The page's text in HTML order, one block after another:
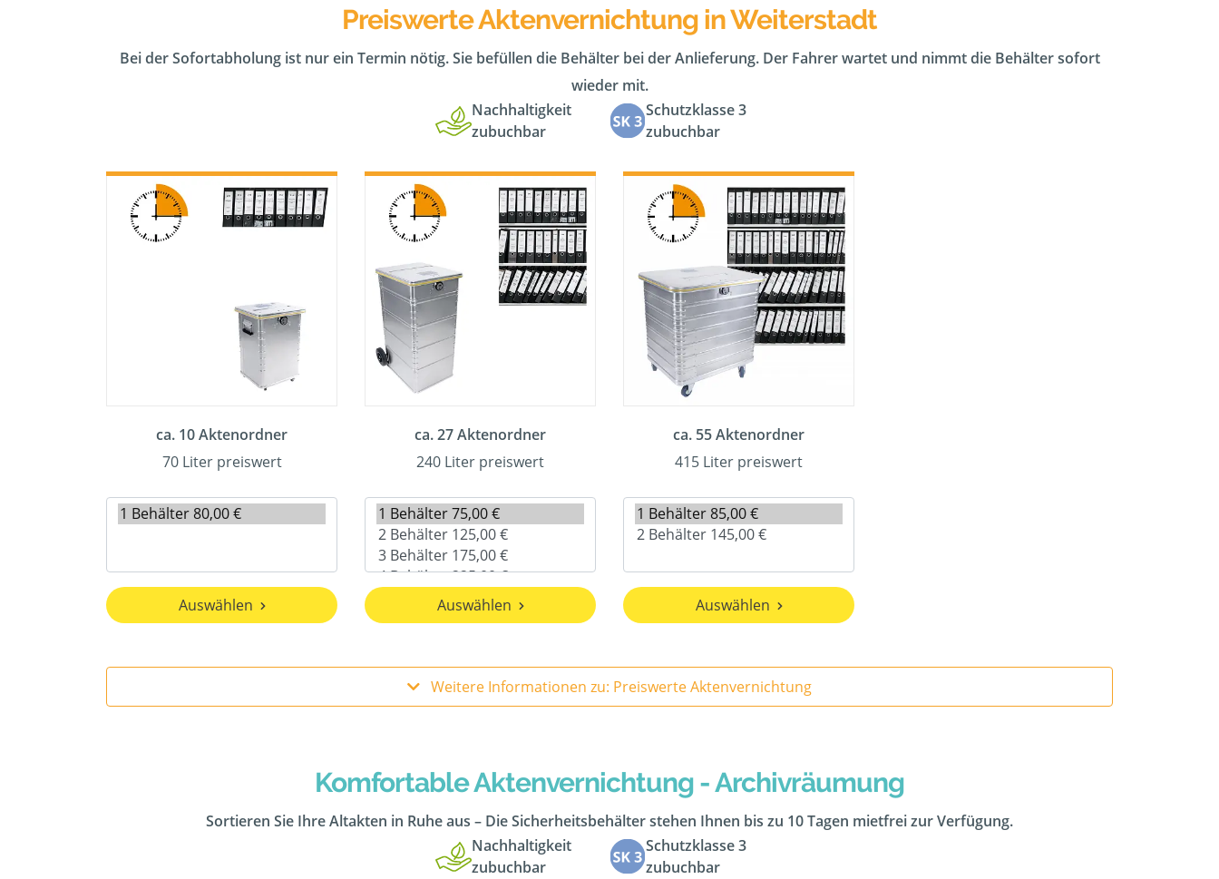
Preiswerte Aktenvernichtung in Weiterstadt
Bei der Sofortabholung ist nur ein Termin nötig. Sie befüllen die Behälter bei der Anlieferung. Der Fahrer wartet und nimmt die Behälter sofort
wieder mit.
Nachhaltigkeit
zubuchbar
Schutzklasse 3
zubuchbar
ca. 10 Aktenordner
70 Liter preiswert
Auswählen
ca. 27 Aktenordner
240 Liter preiswert
Auswählen
ca. 55 Aktenordner
415 Liter preiswert
Auswählen
Weitere Informationen zu: Preiswerte Aktenvernichtung
Komfortable Aktenvernichtung - Archivräumung
Sortieren Sie Ihre Altakten in Ruhe aus – Die Sicherheitsbehälter stehen Ihnen bis zu 10 Tagen mietfrei zur Verfügung.
Nachhaltigkeit
zubuchbar
Schutzklasse 3
zubuchbar